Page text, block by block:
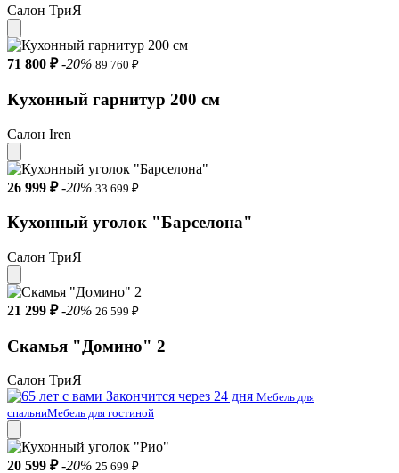
Салон ТриЯ
71 800 ₽ -20% 89 760 ₽
Кухонный гарнитур 200 см
Салон Iren
26 999 ₽ -20% 33 699 ₽
Кухонный уголок "Барселона"
Салон ТриЯ
21 299 ₽ -20% 26 599 ₽
Скамья "Домино" 2
Салон ТриЯ
Закончится через 24 дня Мебель для
спальниМебель для гостиной
20 599 ₽ -20% 25 699 ₽